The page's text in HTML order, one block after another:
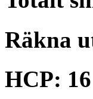
Räkna
HCP: 16